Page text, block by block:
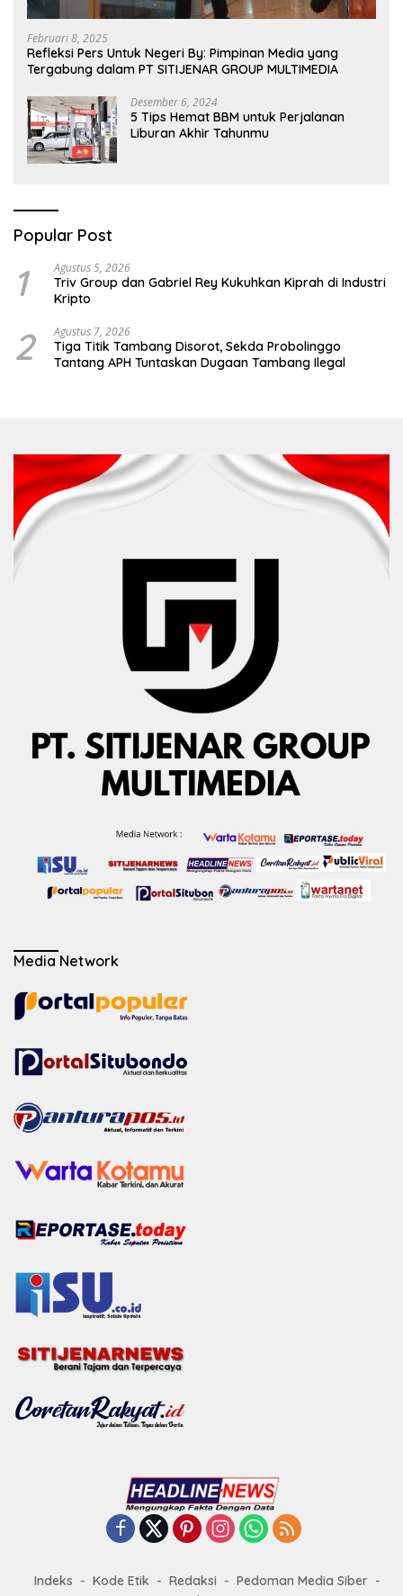
Februari 8, 2025
Refleksi Pers Untuk Negeri By: Pimpinan Media yang
Tergabung dalam PT SITIJENAR GROUP MULTIMEDIA
Desember 6, 2024
5 Tips Hemat BBM untuk Perjalanan
Liburan Akhir Tahunmu
Popular Post
1 Agustus 5, 2026
Triv Group dan Gabriel Rey Kukuhkan Kiprah di Industri
Kripto
2 Agustus 7, 2026
Tiga Titik Tambang Disorot, Sekda Probolinggo
Tantang APH Tuntaskan Dugaan Tambang Ilegal
Media Network
Indeks Kode Etik Redaksi
Pedoman Media Siber